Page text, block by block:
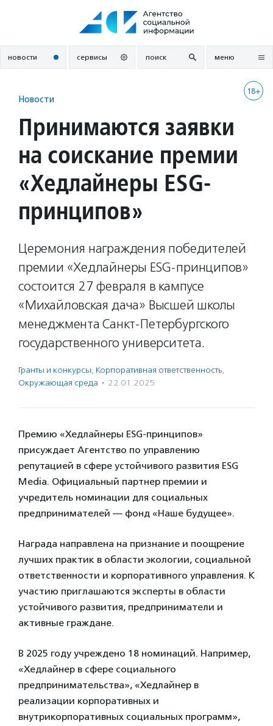
новости сервисы поиск меню
18+
Новости
Принимаются заявки
на соискание премии
«Хедлайнеры ESG-
принципов»
Церемония награждения победителей
премии «Хедлайнеры ESG-принципов»
состоится 27 февраля в кампусе
«Михайловская дача» Высшей школы
менеджмента Санкт-Петербургского
государственного университета.
Гранты и конкурсы, Корпоративная ответственность,
Окружающая среда · 22.01.2025
Премию «Хедлайнеры ESG-принципов»
присуждает Агентство по управлению
репутацией в сфере устойчивого развития ESG
Media. Официальный партнер премии и
учредитель номинации для социальных
предпринимателей — фонд «Наше будущее».
Награда направлена на признание и поощрение
лучших практик в области экологии, социальной
ответственности и корпоративного управления. К
участию приглашаются эксперты в области
устойчивого развития, предприниматели и
активные граждане.
В 2025 году учреждено 18 номинаций. Например,
«Хедлайнер в сфере социального
предпринимательства», «Хедлайнер в
реализации корпоративных и
внутрикорпоративных социальных программ»,